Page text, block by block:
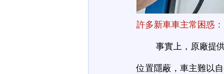
許多新車車主常困惑
位置隱蔽，車主難以